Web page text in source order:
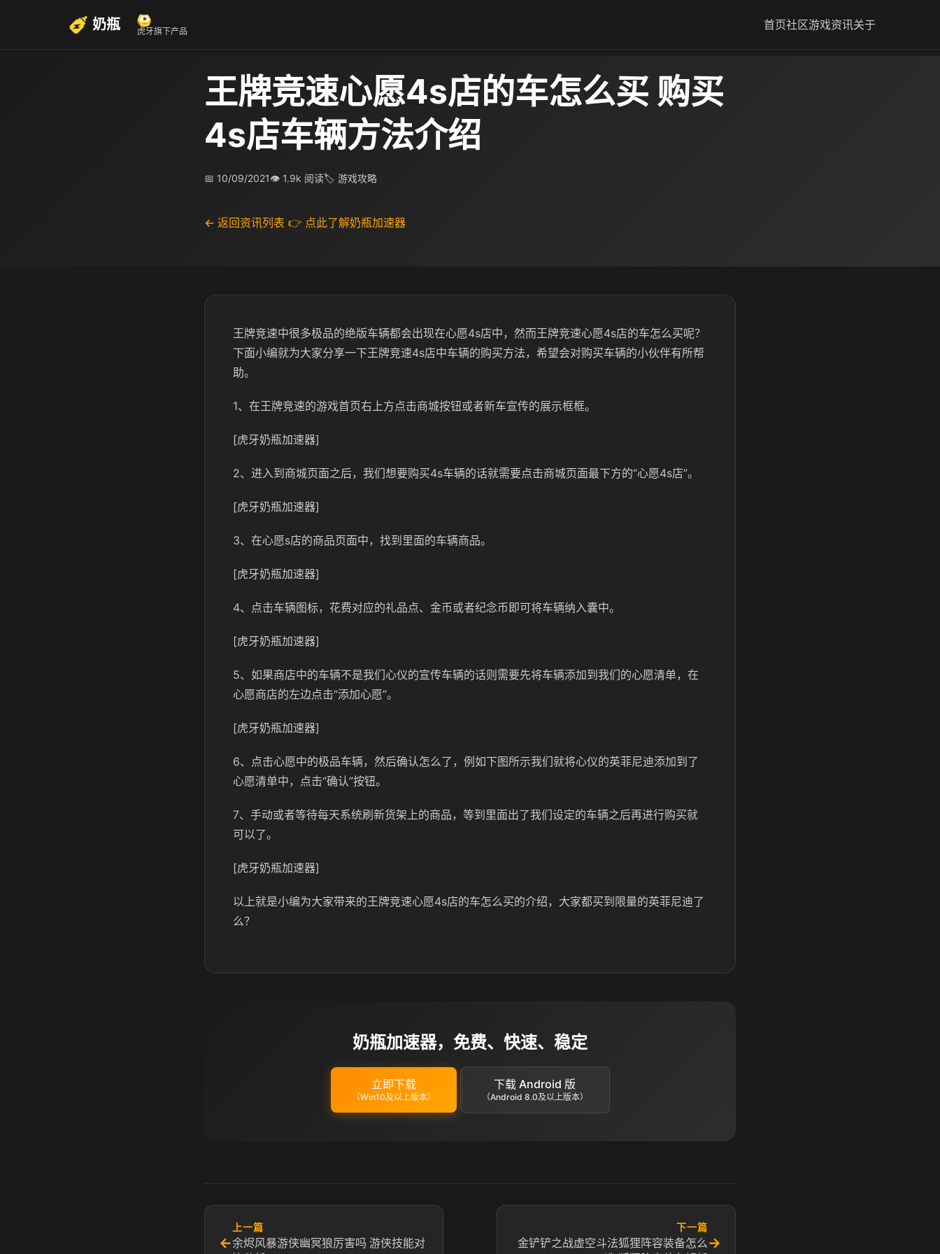
奶瓶 虎牙旗下产品 首页社区游戏资讯关于
王牌竞速心愿4s店的车怎么买 购买
4s店车辆方法介绍
📅 10/09/2021👁 1.9k 阅读🏷 游戏攻略
← 返回资讯列表 👉 点此了解奶瓶加速器
王牌竞速中很多极品的绝版车辆都会出现在心愿4s店中，然而王牌竞速心愿4s店的车怎么买呢？
下面小编就为大家分享一下王牌竞速4s店中车辆的购买方法，希望会对购买车辆的小伙伴有所帮
助。
1、在王牌竞速的游戏首页右上方点击商城按钮或者新车宣传的展示框框。
[虎牙奶瓶加速器]
2、进入到商城页面之后，我们想要购买4s车辆的话就需要点击商城页面最下方的“心愿4s店”。
[虎牙奶瓶加速器]
3、在心愿s店的商品页面中，找到里面的车辆商品。
[虎牙奶瓶加速器]
4、点击车辆图标，花费对应的礼品点、金币或者纪念币即可将车辆纳入囊中。
[虎牙奶瓶加速器]
5、如果商店中的车辆不是我们心仪的宣传车辆的话则需要先将车辆添加到我们的心愿清单，在
心愿商店的左边点击“添加心愿”。
[虎牙奶瓶加速器]
6、点击心愿中的极品车辆，然后确认怎么了，例如下图所示我们就将心仪的英菲尼迪添加到了
心愿清单中，点击“确认”按钮。
7、手动或者等待每天系统刷新货架上的商品，等到里面出了我们设定的车辆之后再进行购买就
可以了。
[虎牙奶瓶加速器]
以上就是小编为大家带来的王牌竞速心愿4s店的车怎么买的介绍，大家都买到限量的英菲尼迪了
么？
奶瓶加速器，免费、快速、稳定
立即下载
（Win10及以上版本）
下载 Android 版
（Android 8.0及以上版本）
←
上一篇
余烬风暴游侠幽冥狼厉害吗 游侠技能对
下一篇
金铲铲之战虚空斗法狐狸阵容装备怎么→